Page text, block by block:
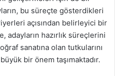
bu süreçte gösterdikleri
açısından belirleyici bir
adayların hazırlık süreçlerini
sanatına olan tutkularını
bir önem taşımaktadır.